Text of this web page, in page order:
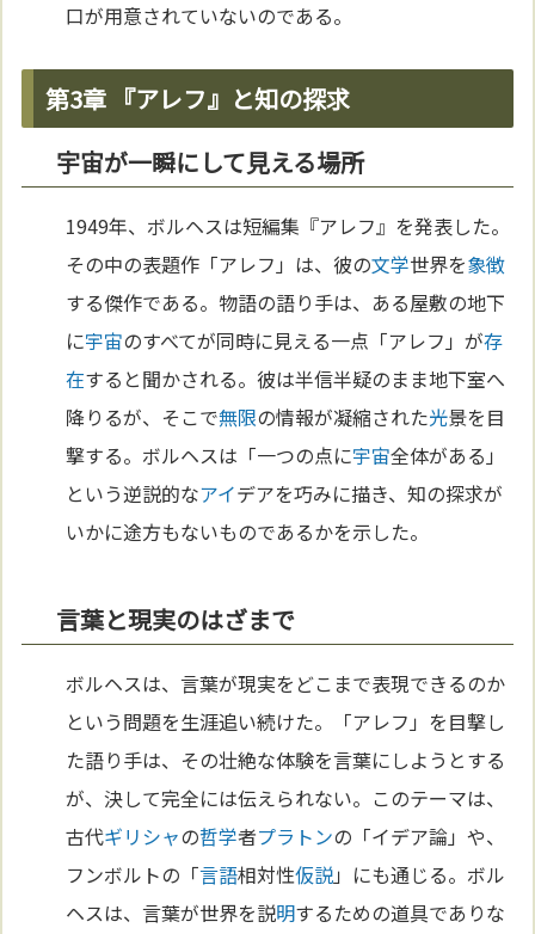
口が用意されていないのである。
第3章 『アレフ』と知の探求
宇宙が一瞬にして見える場所
1949年、ボルヘスは短編集『アレフ』を発表した。
その中の表題作「アレフ」は、彼の文学世界を象徴
する傑作である。物語の語り手は、ある屋敷の地下
に宇宙のすべてが同時に見える一点「アレフ」が存
在すると聞かされる。彼は半信半疑のまま地下室へ
降りるが、そこで無限の情報が凝縮された光景を目
撃する。ボルヘスは「一つの点に宇宙全体がある」
という逆説的なアイデアを巧みに描き、知の探求が
いかに途方もないものであるかを示した。
言葉と現実のはざまで
ボルヘスは、言葉が現実をどこまで表現できるのか
という問題を生涯追い続けた。「アレフ」を目撃し
た語り手は、その壮絶な体験を言葉にしようとする
が、決して完全には伝えられない。このテーマは、
古代ギリシャの哲学者プラトンの「イデア論」や、
フンボルトの「言語相対性仮説」にも通じる。ボル
ヘスは、言葉が世界を説明するための道具でありな